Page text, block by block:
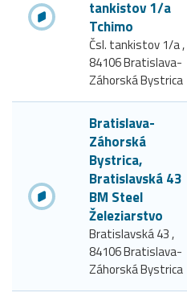
tankistov 1/a
Tchimo
Čsl. tankistov 1/a ,
84106 Bratislava-
Záhorská Bystrica
Bratislava-
Záhorská
Bystrica,
Bratislavská 43
BM Steel
Železiarstvo
Bratislavská 43 ,
84106 Bratislava-
Záhorská Bystrica